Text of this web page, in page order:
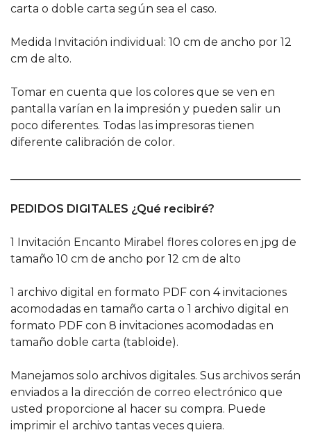
carta o doble carta según sea el caso.
Medida Invitación individual: 10 cm de ancho por 12
cm de alto.
Tomar en cuenta que los colores que se ven en
pantalla varían en la impresión y pueden salir un
poco diferentes. Todas las impresoras tienen
diferente calibración de color.
PEDIDOS DIGITALES ¿Qué recibiré?
1 Invitación Encanto Mirabel flores colores en jpg de
tamaño 10 cm de ancho por 12 cm de alto
1 archivo digital en formato PDF con 4 invitaciones
acomodadas en tamaño carta o 1 archivo digital en
formato PDF con 8 invitaciones acomodadas en
tamaño doble carta (tabloide).
Manejamos solo archivos digitales. Sus archivos serán
enviados a la dirección de correo electrónico que
usted proporcione al hacer su compra. Puede
imprimir el archivo tantas veces quiera.